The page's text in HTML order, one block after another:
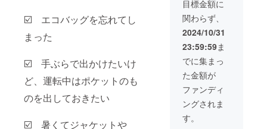
☑️ エコバッグを忘れてし
まった
☑️ 手ぶらで出かけたいけ
ど、運転中はポケットのも
のを出しておきたい
☑️ 暑くてジャケットや
が遅れ
る場合
があり
ます。
性もご
ざいま
す。ご
了承く
ださ
い。
※2024
年11月
頃にお
届けす
る予定
より量
産効率
が向上
した場
合、正
規販売
価格が
販売予
定価格
より下
がる可
目標金額に
関わらず、
2024/10/31
23:59:59ま
でに集まっ
た金額が
ファンディ
ングされま
す。